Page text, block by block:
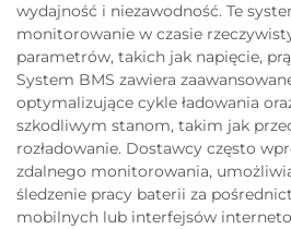
wydajność i niezawodność. Te
monitorowanie w czasie
parametrów, takich jak napięcie,
System BMS zawiera
optymalizujące cykle ładowania
szkodliwym stanom, takim jak
rozładowanie. Dostawcy często
zdalnego monitorowania,
śledzenie pracy baterii za
mobilnych lub interfejsów